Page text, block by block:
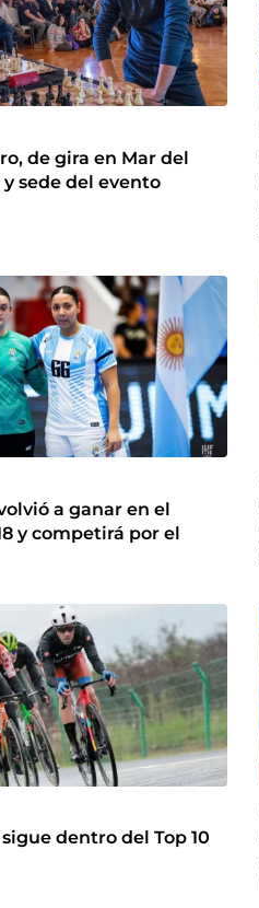
de gira en Mar del
sede del evento
a ganar en el
y competirá por el
dentro del Top 10